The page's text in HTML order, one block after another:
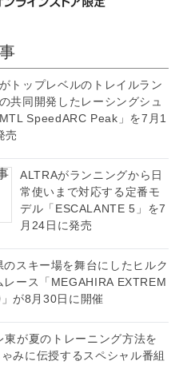
トップレベルのトレイルラン
共同開発したレーシングシュ
SpeedARC Peak」を7月1
売
ALTRAがランニングから日
常使いまで対応する定番モ
デル「ESCALANTE 5」を7
月24日に発売
のスキー場を舞台にしたヒルク
レース「MEGAHIRA EXTREM
が8月30日に開催
東が夏のトレーニング方法を
みに伝授するスペシャル番組